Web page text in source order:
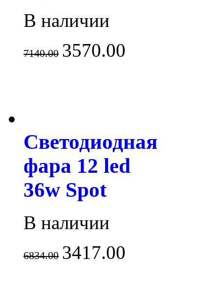
В наличии
7140.00 3570.00
Светодиодная
фара 12 led
36w Spot
В наличии
6834.00 3417.00